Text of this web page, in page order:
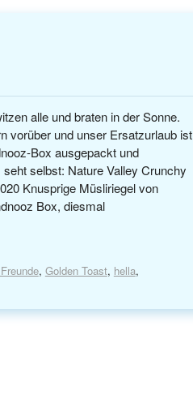
alle und braten in der Sonne.
vorüber und unser Ersatzurlaub ist
Box ausgepackt und
selbst: Nature Valley Crunchy
Knusprige Müsliriegel von
Box, diesmal
, Golden Toast, hella,